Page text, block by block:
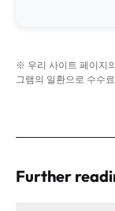
※ 우리 사이트 페이지
그램의 일환으로 수수
Further